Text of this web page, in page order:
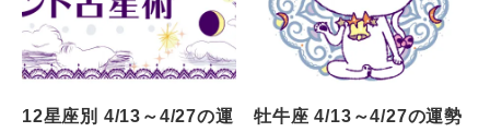
12星座別 4/13～4/27の運
牡牛座 4/13～4/27の運勢